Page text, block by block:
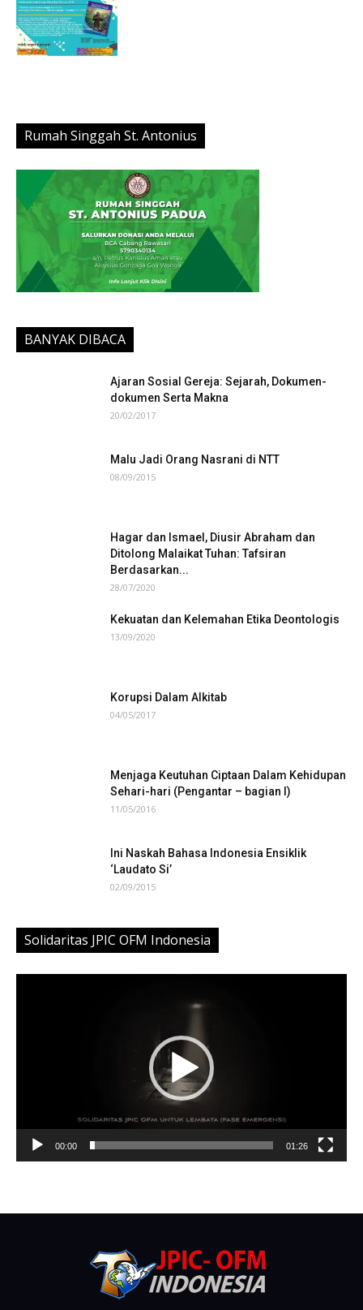
Rumah Singgah St. Antonius
BANYAK DIBACA
Ajaran Sosial Gereja: Sejarah, Dokumen-
dokumen Serta Makna
20/02/2017
Malu Jadi Orang Nasrani di NTT
08/09/2015
Hagar dan Ismael, Diusir Abraham dan
Ditolong Malaikat Tuhan: Tafsiran
Berdasarkan...
28/07/2020
Kekuatan dan Kelemahan Etika Deontologis
13/09/2020
Korupsi Dalam Alkitab
04/05/2017
Menjaga Keutuhan Ciptaan Dalam Kehidupan
Sehari-hari (Pengantar – bagian I)
11/05/2016
Ini Naskah Bahasa Indonesia Ensiklik
‘Laudato Si’
02/09/2015
Solidaritas JPIC OFM Indonesia
00:00 01:26